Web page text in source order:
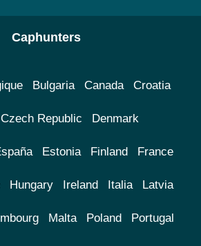
Caphunters
Bulgaria Canada Croatia
Czech Republic Denmark
Estonia Finland France
Hungary Ireland Italia Latvia
Malta Poland Portugal